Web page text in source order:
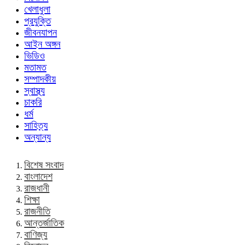
খেলাধুলা
প্রযুক্তি
জীবনযাপন
আইন অঙ্গন
ভিডিও
মতামত
সম্পাদকীয়
স্বাস্থ্য
চাকরি
ধর্ম
সাহিত্য
অন্যান্য
বিশেষ সংবাদ
বাংলাদেশ
রাজধানী
শিক্ষা
রাজনীতি
আন্তর্জাতিক
বাণিজ্য